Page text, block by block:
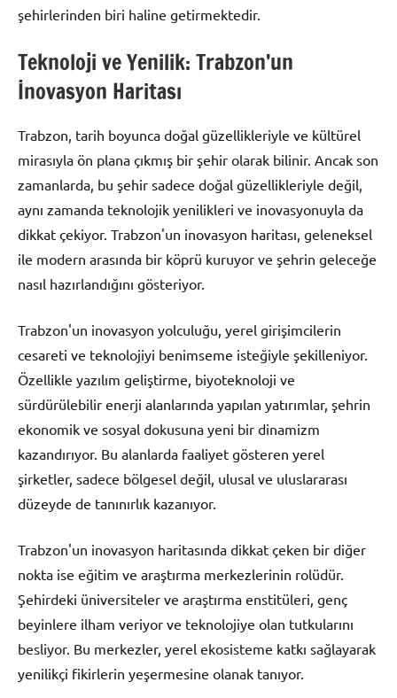
şehirlerinden biri haline getirmektedir.
Teknoloji ve Yenilik: Trabzon’un
İnovasyon Haritası
Trabzon, tarih boyunca doğal güzellikleriyle ve kültürel
mirasıyla ön plana çıkmış bir şehir olarak bilinir. Ancak son
zamanlarda, bu şehir sadece doğal güzellikleriyle değil,
aynı zamanda teknolojik yenilikleri ve inovasyonuyla da
dikkat çekiyor. Trabzon'un inovasyon haritası, geleneksel
ile modern arasında bir köprü kuruyor ve şehrin geleceğe
nasıl hazırlandığını gösteriyor.
Trabzon'un inovasyon yolculuğu, yerel girişimcilerin
cesareti ve teknolojiyi benimseme isteğiyle şekilleniyor.
Özellikle yazılım geliştirme, biyoteknoloji ve
sürdürülebilir enerji alanlarında yapılan yatırımlar, şehrin
ekonomik ve sosyal dokusuna yeni bir dinamizm
kazandırıyor. Bu alanlarda faaliyet gösteren yerel
şirketler, sadece bölgesel değil, ulusal ve uluslararası
düzeyde de tanınırlık kazanıyor.
Trabzon'un inovasyon haritasında dikkat çeken bir diğer
nokta ise eğitim ve araştırma merkezlerinin rolüdür.
Şehirdeki üniversiteler ve araştırma enstitüleri, genç
beyinlere ilham veriyor ve teknolojiye olan tutkularını
besliyor. Bu merkezler, yerel ekosisteme katkı sağlayarak
yenilikçi fikirlerin yeşermesine olanak tanıyor.